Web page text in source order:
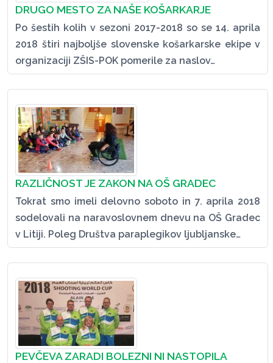
DRUGO MESTO ZA NAŠE KOŠARKARJE
Po šestih kolih v sezoni 2017-2018 so se 14. aprila
2018 štiri najboljše slovenske košarkarske ekipe v
organizaciji ZŠIS-POK pomerile za naslov…
RAZLIČNOST JE ZAKON NA OŠ GRADEC
Tokrat smo imeli delovno soboto in 7. aprila 2018
sodelovali na naravoslovnem dnevu na OŠ Gradec
v Litiji. Poleg Društva paraplegikov ljubljanske…
PEVČEVA ZARADI BOLEZNI NI NASTOPILA